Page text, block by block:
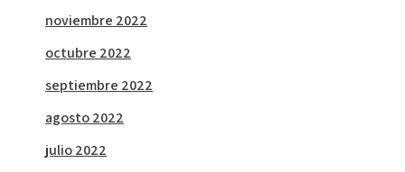
noviembre 2022
octubre 2022
septiembre 2022
agosto 2022
julio 2022